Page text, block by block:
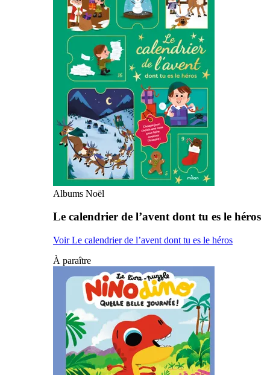
Albums Noël
Le calendrier de l’avent dont tu es le héros
Voir Le calendrier de l’avent dont tu es le héros
À paraître